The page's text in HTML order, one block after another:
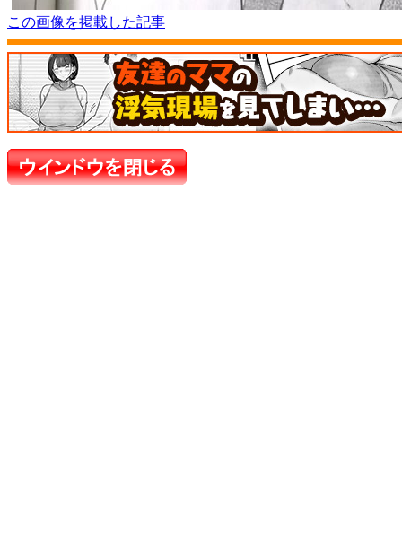
この画像を掲載した記事